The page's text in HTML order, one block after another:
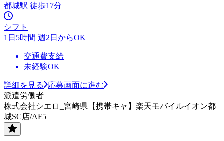
都城駅 徒歩17分
シフト
1日5時間 週2日からOK
交通費支給
未経験OK
詳細を見る
応募画面に進む
派遣労働者
株式会社シエロ_宮崎県【携帯キャ】楽天モバイルイオン都
城SC店/AF5